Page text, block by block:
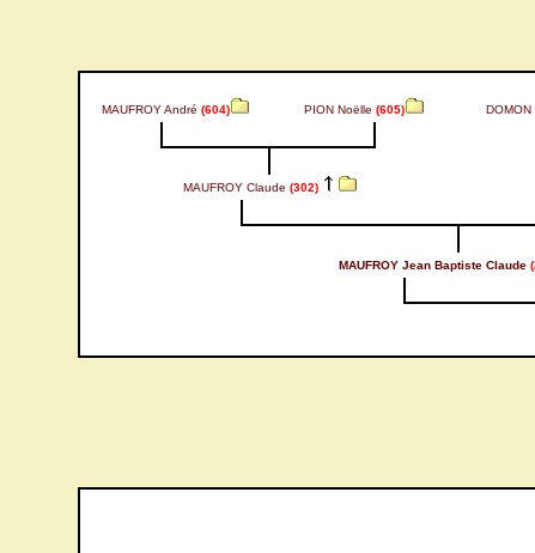
MAUFROY André (604) PION Noëlle (605) DOMON
MAUFROY Claude (302)
MAUFROY Jean Baptiste Claude